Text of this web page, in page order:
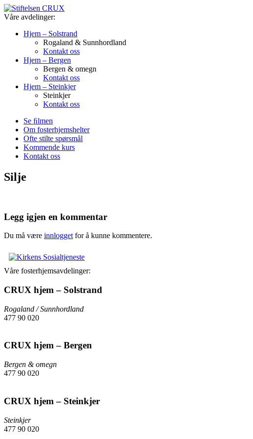
Våre avdelinger:
Hjem – Solstrand
Rogaland & Sunnhordland
Kontakt oss
Hjem – Bergen
Bergen & omegn
Kontakt oss
Hjem – Steinkjer
Steinkjer
Kontakt oss
Se ﬁlmen
Om fosterhjemshelter
Ofte stilte spørsmål
Kommende kurs
Kontakt oss
Silje
Legg igjen en kommentar
Du må være innlogget for å kunne kommentere.
Våre fosterhjemsavdelinger:
CRUX hjem – Solstrand
Rogaland / Sunnhordland
477 90 020
CRUX hjem – Bergen
Bergen & omegn
477 90 020
CRUX hjem – Steinkjer
Steinkjer
477 90 020